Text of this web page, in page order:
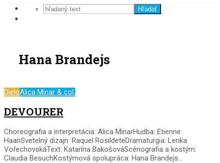
Hľadať
Hana Brandejs
DieloAlica Minar & col.
DEVOURER
Choreografia a interpretácia: Alica MinarHudba: Etienne
HaanSvetelný dizajn: Raquel RosildeteDramaturgia: Lenka
VořechovskáText: Katarína BakošováScénografia a kostým:
Claudia BesuchKostýmová spolupráca: Hana Brandejs...